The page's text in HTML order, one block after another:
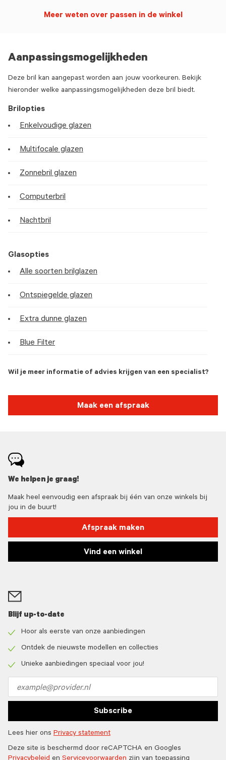
Aanpassingsmogelijkheden
Deze bril kan aangepast worden aan jouw voorkeuren. Bekijk
hieronder welke aanpassingsmogelijkheden deze bril biedt.
Brilopties
Enkelvoudige glazen
Multifocale glazen
Zonnebril glazen
Computerbril
Nachtbril
Glasopties
Alle soorten brilglazen
Ontspiegelde glazen
Extra dunne glazen
Blue Filter
Wil je meer informatie of advies krijgen van een specialist?
Maak een afspraak
Meer weten over passen in de winkel
We helpen je graag!
Maak heel eenvoudig een afspraak bij één van onze winkels bij
jou in de buurt!
Afspraak maken
Vind een winkel
Blijf up-to-date
icon
Hoor als eerste van onze aanbiedingen
icon
Ontdek de nieuwste modellen en collecties
Unieke aanbiedingen speciaal voor jou!
address
Subscribe
Lees hier ons Privacy statement
Deze site is beschermd door reCAPTCHA en Googles